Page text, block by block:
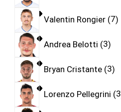
Valentin Rongier 7
Andrea Belotti 3
Bryan Cristante 3
Lorenzo Pellegrini 3